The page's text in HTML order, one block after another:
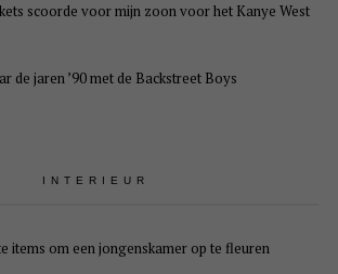
scoorde voor mijn zoon voor het Kanye West
de jaren ’90 met de Backstreet Boys
INTERIEUR
items om een jongenskamer op te fleuren